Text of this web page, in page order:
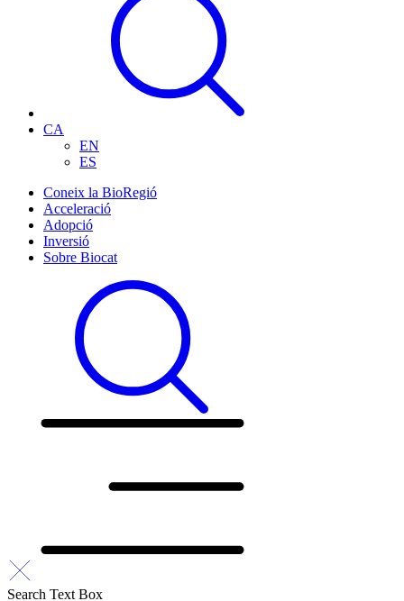
CA
EN
ES
Coneix la BioRegió
Acceleració
Adopció
Inversió
Sobre Biocat
Search Text Box